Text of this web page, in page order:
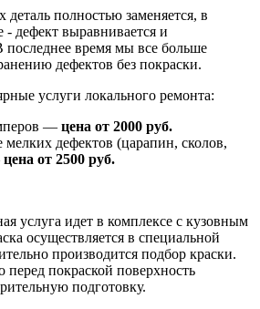
деталь полностью заменяется, в
- дефект выравнивается и
последнее время мы все больше
дефектов без покраски.
услуги локального ремонта:
— цена от 2000 руб.
мелких дефектов (царапин, сколов,
цена от 2500 руб.
услуга идет в комплексе с кузовным
осуществляется в специальной
производится подбор краски.
перед покраской поверхность
подготовку.